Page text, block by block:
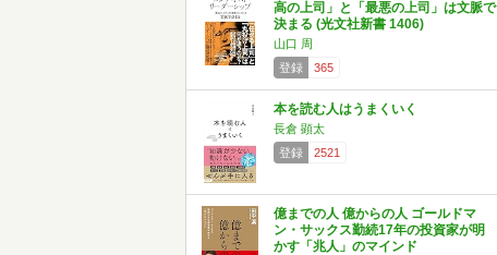
高の上司」と「最悪の上司」は文脈で
決まる (光文社新書 1406)
山口 周
登録
365
本を読む人はうまくいく
長倉 顕太
登録
2521
億までの人 億からの人 ゴールドマ
ン・サックス勤続17年の投資家が明
かす「兆人」のマインド